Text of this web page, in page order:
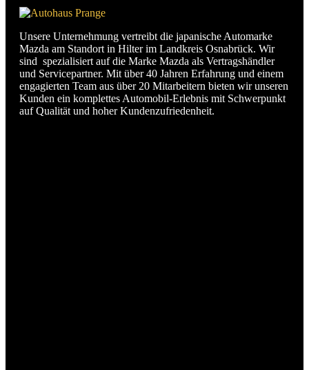
Unsere Unternehmung vertreibt die japanische Automarke
Mazda am Standort in Hilter im Landkreis Osnabrück. Wir
sind spezialisiert auf die Marke Mazda als Vertragshändler
und Servicepartner. Mit über 40 Jahren Erfahrung und einem
engagierten Team aus über 20 Mitarbeitern bieten wir unseren
Kunden ein komplettes Automobil-Erlebnis mit Schwerpunkt
auf Qualität und hoher Kundenzufriedenheit.